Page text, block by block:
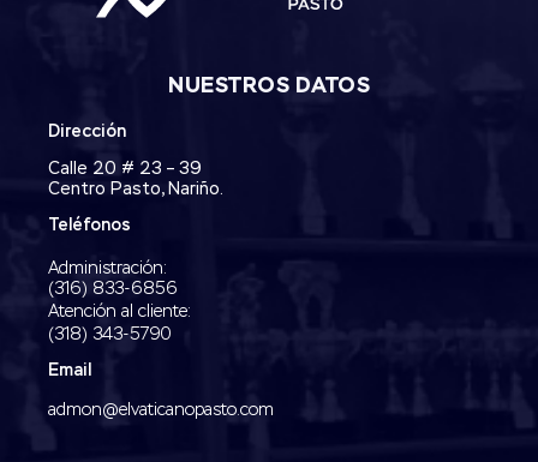
NUESTROS DATOS
Dirección
Calle 20 # 23 – 39
Centro Pasto, Nariño.
Teléfonos
Administración:
‭(316) 833-6856‬
Atención al cliente:
(318) 343-5790‬
Email
admon@elvaticanopasto.com